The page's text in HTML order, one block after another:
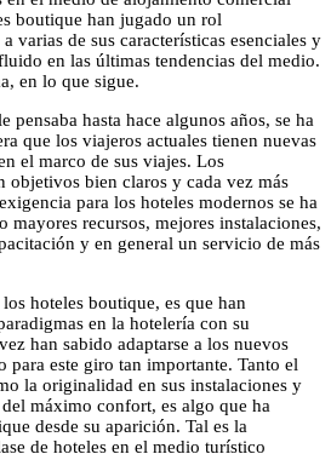
boutique han jugado un rol
varias de sus características esenciales y
en las últimas tendencias del medio.
en lo que sigue.
pensaba hasta hace algunos años, se ha
que los viajeros actuales tienen nuevas
el marco de sus viajes. Los
objetivos bien claros y cada vez más
para los hoteles modernos se ha
mayores recursos, mejores instalaciones,
y en general un servicio de más
hoteles boutique, es que han
en la hotelería con su
han sabido adaptarse a los nuevos
para este giro tan importante. Tanto el
la originalidad en sus instalaciones y
máximo confort, es algo que ha
desde su aparición. Tal es la
de hoteles en el medio turístico